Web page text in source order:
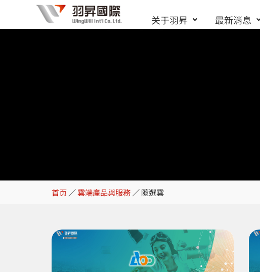
至
关于羽昇 最新消息
隨選雲
首页 ／雲端產品與服務 ／隨選雲